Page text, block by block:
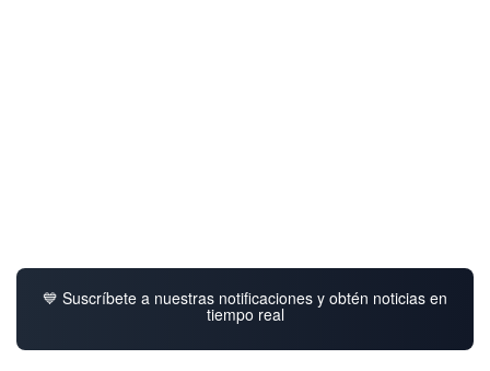
💙 Suscríbete a nuestras notificaciones y obtén noticias en
tiempo real